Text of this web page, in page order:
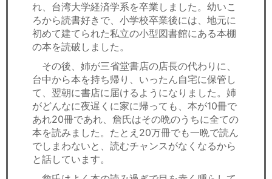
れ、台湾大学経済学系を卒業しました。幼いこ
ろから読書好きで、小学校卒業後には、地元に
初めて建てられた私立の小型図書館にある本棚
の本を読破しました。
その後、姉が三省堂書店の店長の代わりに、
台中から本を持ち帰り、いったん自宅に保管し
て、翌朝に書店に届けるようになりました。姉
がどんなに夜遅くに家に帰っても、本が10冊で
あれ20冊であれ、詹氏はその晩のうちに全ての
本を読みました。たとえ20万冊でも一晩で読ん
でしまわないと、読むチャンスがなくなるから
と話しています。